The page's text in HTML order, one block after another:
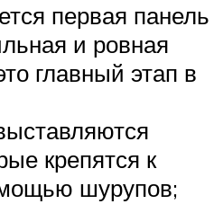
первая панель
и ровная
главный этап в
крепятся к
шурупов;